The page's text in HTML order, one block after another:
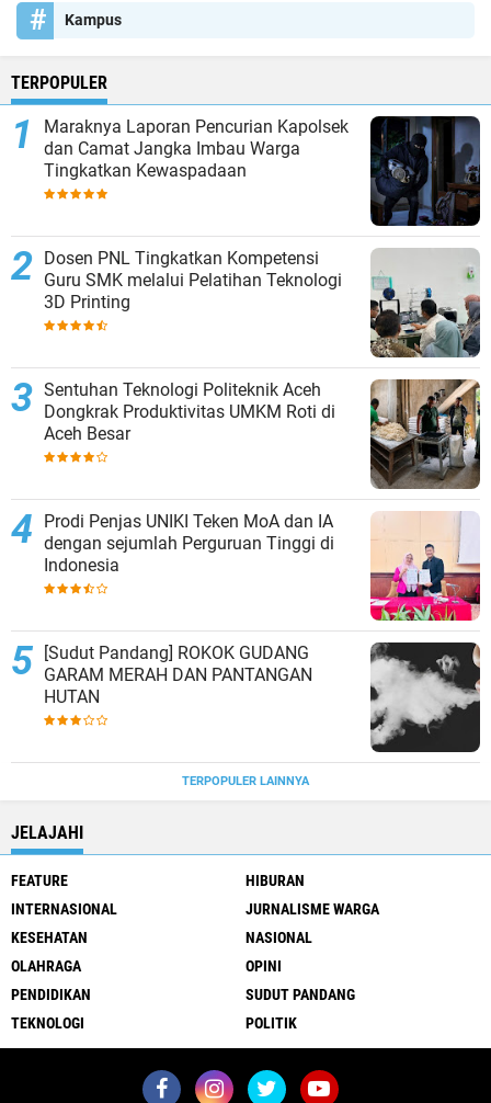
Kampus
TERPOPULER
Maraknya Laporan Pencurian Kapolsek
dan Camat Jangka Imbau Warga
Tingkatkan Kewaspadaan
Dosen PNL Tingkatkan Kompetensi
Guru SMK melalui Pelatihan Teknologi
3D Printing
Sentuhan Teknologi Politeknik Aceh
Dongkrak Produktivitas UMKM Roti di
Aceh Besar
Prodi Penjas UNIKI Teken MoA dan IA
dengan sejumlah Perguruan Tinggi di
Indonesia
[Sudut Pandang] ROKOK GUDANG
GARAM MERAH DAN PANTANGAN
HUTAN
TERPOPULER LAINNYA
JELAJAHI
FEATURE
HIBURAN
INTERNASIONAL
JURNALISME WARGA
KESEHATAN
NASIONAL
OLAHRAGA
OPINI
PENDIDIKAN
SUDUT PANDANG
TEKNOLOGI
POLITIK